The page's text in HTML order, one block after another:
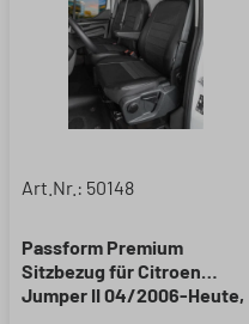
Art.Nr.: 50148
Passform Premium
Sitzbezug für Citroen
Jumper II 04/2006-Heute,